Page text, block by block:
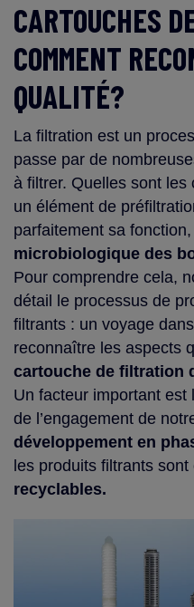
CARTOUCHES
COMMENT
QUALITÉ?
La filtration est un
passe par de
à filtrer. Quelles sont
un élément de
parfaitement sa
microbiologique des
Pour comprendre cela,
détail le processus de
filtrants : un voyage
reconnaître les aspects
cartouche de filtration
Un facteur important est
de l’engagement de
développement en
les produits filtrants
recyclables.